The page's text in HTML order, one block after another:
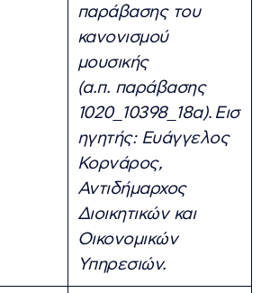
παράβασης του
κανονισμού
μουσικής
(α.π. παράβασης
1020_10398_18α). Εισ
ηγητής: Ευάγγελος
Κορνάρος,
Αντιδήμαρχος
Διοικητικών και
Οικονομικών
Υπηρεσιών.